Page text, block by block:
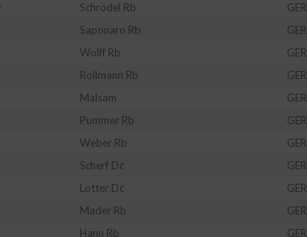
Schrödel Rb GER
Saponaro Rb GER
Wolff Rb GER
Rollmann Rb GER
Malsam GER
Pummer Rb GER
Weber Rb GER
Scherf Dc GER
Lotter Dc GER
Mader Rb GER
Hann Rb GER